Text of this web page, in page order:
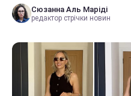
Сюзанна Аль Маріді
редактор стрічки новин